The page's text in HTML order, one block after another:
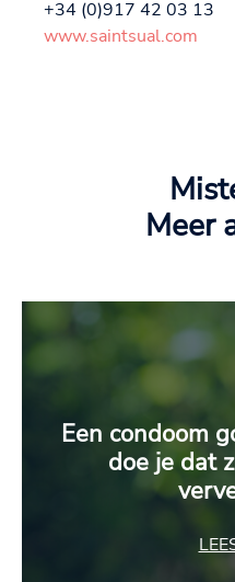
+34 (0)917 42 03 13
www.saintsual.com
Meer
Een condoom
doe je dat